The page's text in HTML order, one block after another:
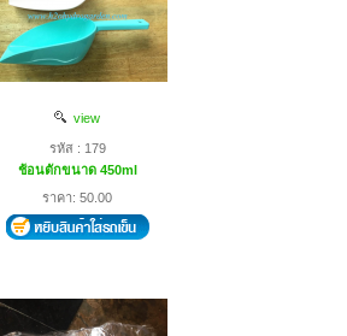
view
รหัส : 179
ช้อนตักขนาด 450ml
ราคา: 50.00